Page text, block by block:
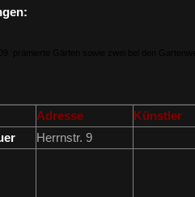
Adresse Künstler
Herrnstr. 9